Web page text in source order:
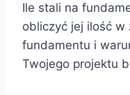
Ile stali na
obliczyć jej ilość w
fundamentu i
Twojego projektu